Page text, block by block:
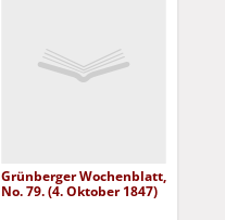
Grünberger Wochenblatt,
No. 79. (4. Oktober 1847)